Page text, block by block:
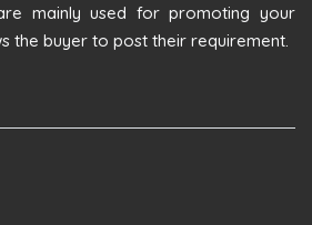
mainly used for promoting your
the buyer to post their requirement.